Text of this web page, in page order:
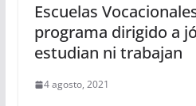
Escuelas
programa dirigido a
estudian ni trabajan
4 agosto, 2021